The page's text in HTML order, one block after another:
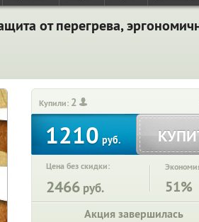
от перегрева,
Купили: 2
1210руб.
Цена без скидки:
2466 руб. 51%
Акция завершилась